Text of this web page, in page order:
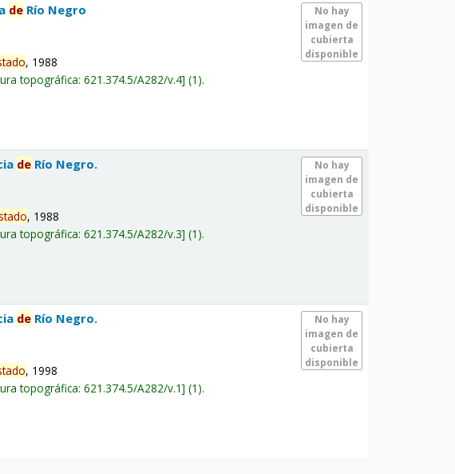
No hay
imagen de
cubierta
disponible
de Río Negro
, 1988
topográfica:621.374.5/A282/v.4 (1).
No hay
imagen de
cubierta
disponible
de Río Negro.
, 1988
topográfica:621.374.5/A282/v.3 (1).
No hay
imagen de
cubierta
disponible
de Río Negro.
, 1998
topográfica:621.374.5/A282/v.1 (1).